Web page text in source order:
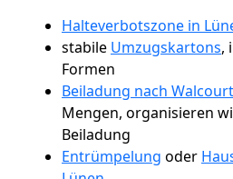
Halteverbotszone in
stabile Umzugskartons,
Formen
Beiladung nach Walcourt
Mengen, organisieren
Beiladung
Entrümpelung oder